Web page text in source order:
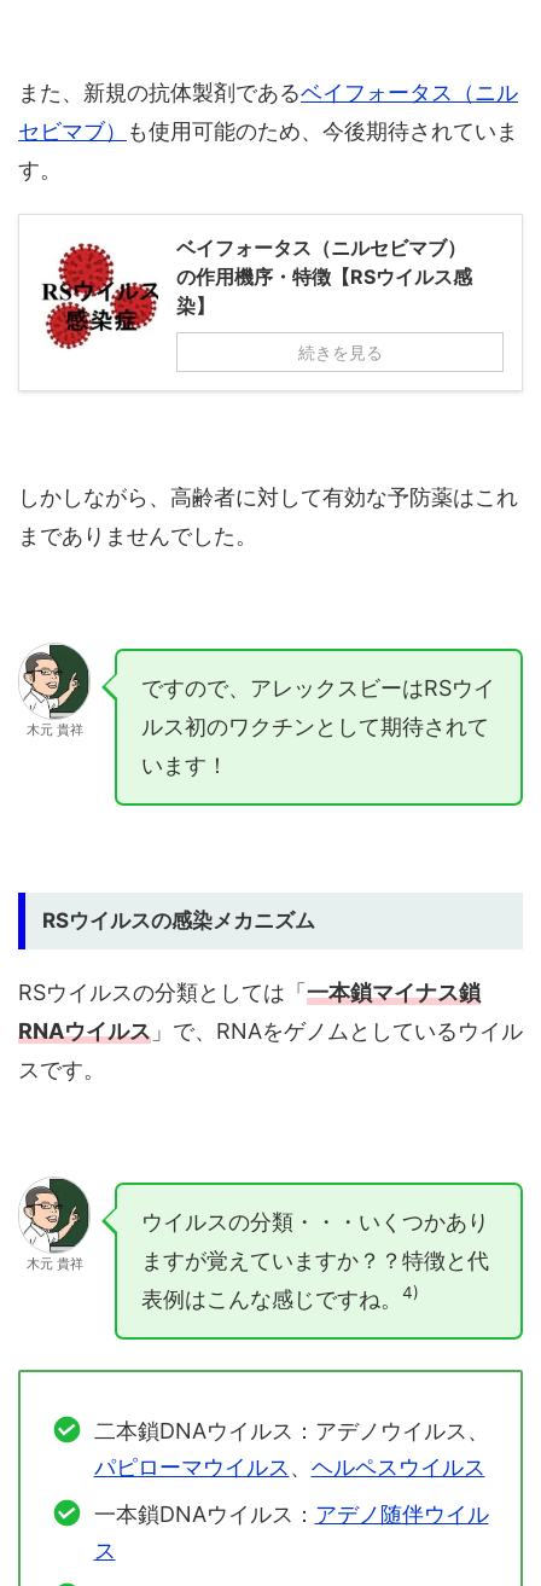
また、新規の抗体製剤であるベイフォータス（ニル
セビマブ）
も使用可能のため、今後期待されていま
す。
ベイフォータス（ニルセビマブ）
の作用機序・特徴【RSウイルス感
染】
続きを見る
しかしながら、高齢者に対して有効な予防薬はこれ
までありませんでした。
木元 貴祥
ですので、アレックスビーはRSウイ
ルス初のワクチンとして期待されて
います！
RSウイルスの感染メカニズム
RSウイルスの分類としては「一本鎖マイナス鎖
RNAウイルス 」で、RNAをゲノムとしているウイル
スです。
木元 貴祥
ウイルスの分類・・・いくつかあり
ますが覚えていますか？？特徴と代
表例はこんな感じですね。
4)
二本鎖DNAウイルス：アデノウイルス、
パピローマウイルス 、 ヘルペスウイルス
一本鎖DNAウイルス： アデノ随伴ウイル
ス